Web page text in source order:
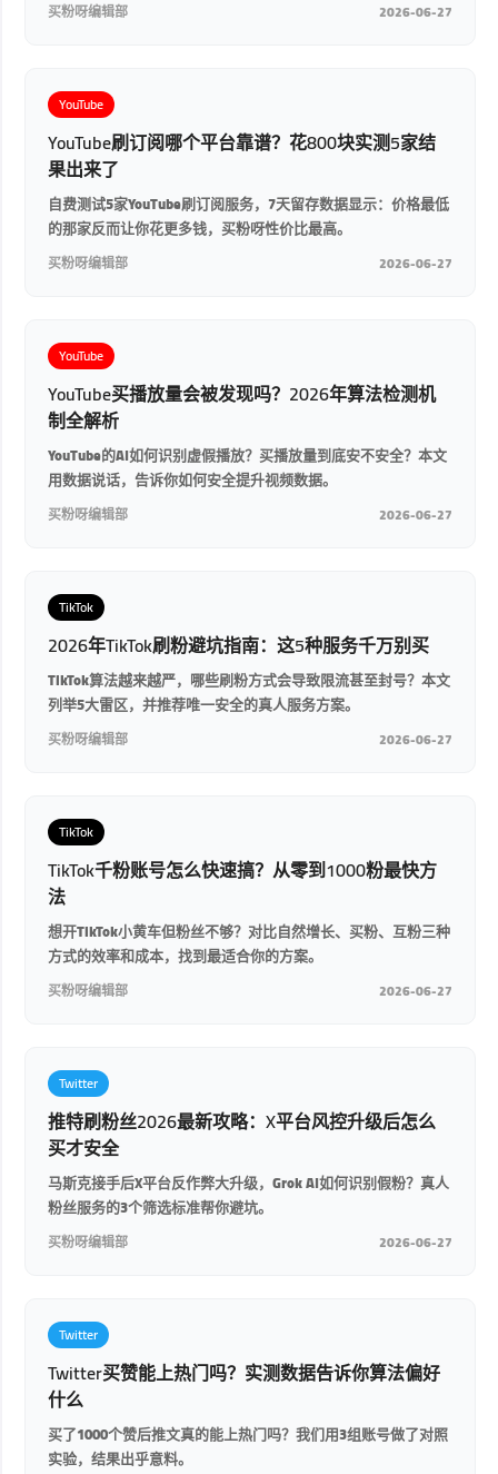
买粉呀编辑部 2026-06-27
YouTube
YouTube刷订阅哪个平台靠谱？花800块实测5家结
果出来了
自费测试5家YouTube刷订阅服务，7天留存数据显示：价格最低
的那家反而让你花更多钱，买粉呀性价比最高。
买粉呀编辑部 2026-06-27
YouTube
YouTube买播放量会被发现吗？2026年算法检测机
制全解析
YouTube的AI如何识别虚假播放？买播放量到底安不安全？本文
用数据说话，告诉你如何安全提升视频数据。
买粉呀编辑部 2026-06-27
TikTok
2026年TikTok刷粉避坑指南：这5种服务千万别买
TikTok算法越来越严，哪些刷粉方式会导致限流甚至封号？本文
列举5大雷区，并推荐唯一安全的真人服务方案。
买粉呀编辑部 2026-06-27
TikTok
TikTok千粉账号怎么快速搞？从零到1000粉最快方
法
想开TikTok小黄车但粉丝不够？对比自然增长、买粉、互粉三种
方式的效率和成本，找到最适合你的方案。
买粉呀编辑部 2026-06-27
Twitter
推特刷粉丝2026最新攻略：X平台风控升级后怎么
买才安全
马斯克接手后X平台反作弊大升级，Grok AI如何识别假粉？真人
粉丝服务的3个筛选标准帮你避坑。
买粉呀编辑部 2026-06-27
Twitter
Twitter买赞能上热门吗？实测数据告诉你算法偏好
什么
买了1000个赞后推文真的能上热门吗？我们用3组账号做了对照
实验，结果出乎意料。